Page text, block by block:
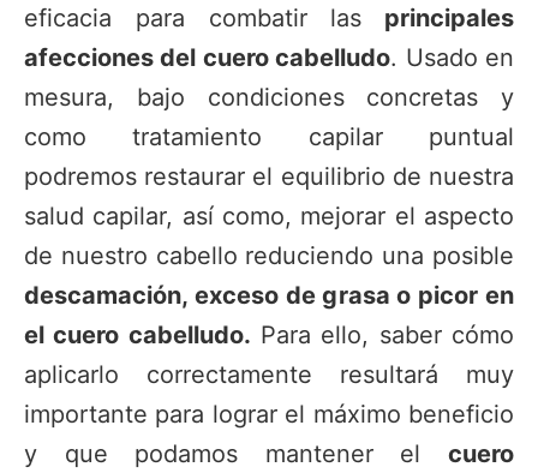
eficacia para combatir las principales
afecciones del cuero cabelludo. Usado en
mesura, bajo condiciones concretas y
como tratamiento capilar puntual
podremos restaurar el equilibrio de nuestra
salud capilar, así como, mejorar el aspecto
de nuestro cabello reduciendo una posible
descamación, exceso de grasa o picor en
el cuero cabelludo. Para ello, saber cómo
aplicarlo correctamente resultará muy
importante para lograr el máximo beneficio
y que podamos mantener el cuero